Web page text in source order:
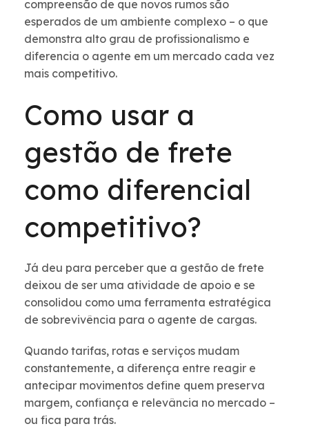
compreensão de que novos rumos são
esperados de um ambiente complexo – o que
demonstra alto grau de profissionalismo e
diferencia o agente em um mercado cada vez
mais competitivo.
Como usar a
gestão de frete
como diferencial
competitivo?
Já deu para perceber que a gestão de frete
deixou de ser uma atividade de apoio e se
consolidou como uma ferramenta estratégica
de sobrevivência para o agente de cargas.
Quando tarifas, rotas e serviços mudam
constantemente, a diferença entre reagir e
antecipar movimentos define quem preserva
margem, confiança e relevância no mercado –
ou fica para trás.